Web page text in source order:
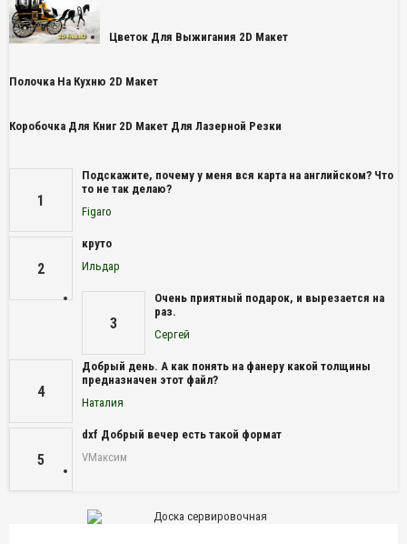
Цветок Для Выжигания 2D Макет
Полочка На Кухню 2D Макет
Коробочка Для Книг 2D Макет Для Лазерной Резки
1
Подскажите, почему у меня вся карта на английском? Что
то не так делаю?
Figaro
2
круто
Ильдар
3
Очень приятный подарок, и вырезается на
раз.
Сергей
4
Добрый день. А как понять на фанеру какой толщины
предназначен этот файл?
Наталия
5
dxf Добрый вечер есть такой формат
VМаксим